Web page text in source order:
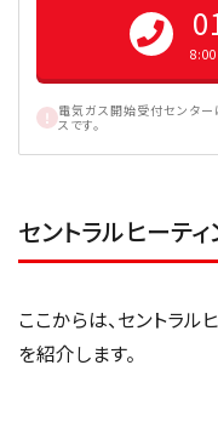
電気ガス開始受付センタ
スです。
セントラルヒーテ
ここからは、セントラ
を紹介します。